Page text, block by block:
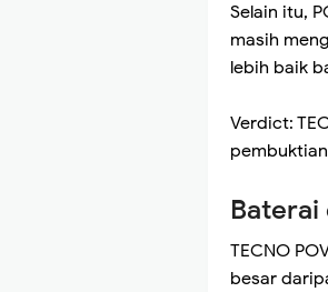
Selain itu,
masih
lebih baik
Verdict:
Baterai
TECNO
besar